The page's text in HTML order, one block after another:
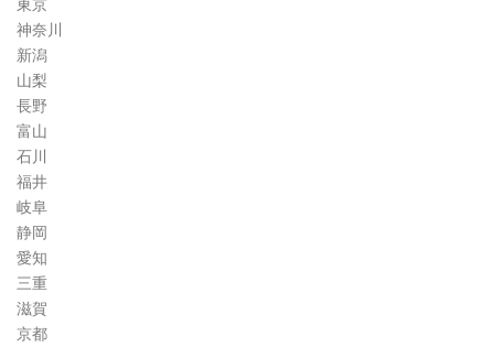
東京
神奈川
新潟
山梨
長野
富山
石川
福井
岐阜
静岡
愛知
三重
滋賀
京都